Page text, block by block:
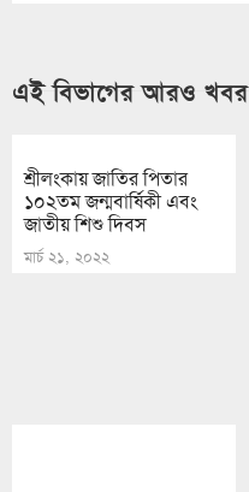
এই বিভাগের আরও খবর
শ্রীলংকায় জাতির পিতার
১০২তম জন্মবার্ষিকী এবং
জাতীয় শিশু দিবস
মার্চ ২১, ২০২২